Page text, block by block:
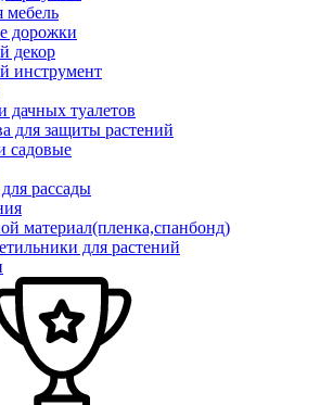
мебель
дорожки
декор
инструмент
дачных туалетов
для защиты растений
садовые
рассады
материал(пленка,спанбонд)
для растений